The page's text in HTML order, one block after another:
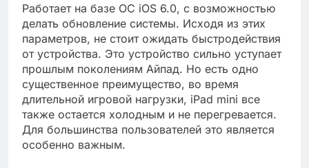
Работает на базе ОС iOS 6.0, с возможностью
делать обновление системы. Исходя из этих
параметров, не стоит ожидать быстродействия
от устройства. Это устройство сильно уступает
прошлым поколениям Айпад. Но есть одно
существенное преимущество, во время
длительной игровой нагрузки, iPad mini все
также остается холодным и не перегревается.
Для большинства пользователей это является
особенно важным.